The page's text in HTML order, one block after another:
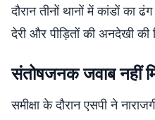
दौरान तीनों थानों में कांडों का
देरी और पीड़ितों की अनदेखी की
संतोषजनक जवाब नहीं
समीक्षा के दौरान एसपी ने